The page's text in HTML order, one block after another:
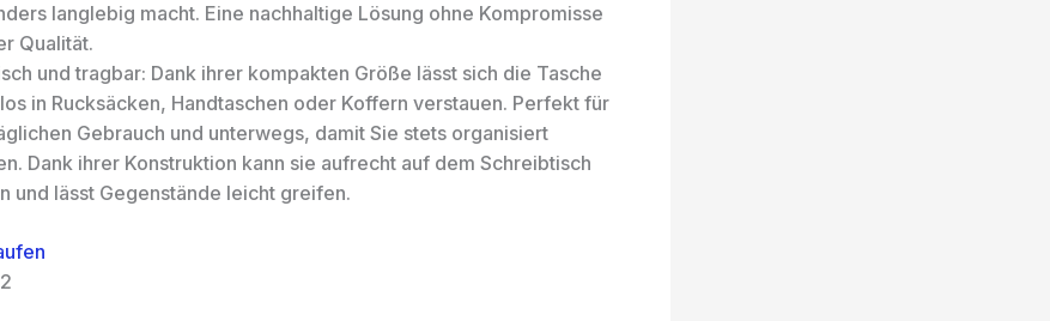
langlebig macht. Eine nachhaltige Lösung ohne Kompromisse
Qualität.
und tragbar: Dank ihrer kompakten Größe lässt sich die Tasche
in Rucksäcken, Handtaschen oder Koffern verstauen. Perfekt für
Gebrauch und unterwegs, damit Sie stets organisiert
Dank ihrer Konstruktion kann sie aufrecht auf dem Schreibtisch
und lässt Gegenstände leicht greifen.